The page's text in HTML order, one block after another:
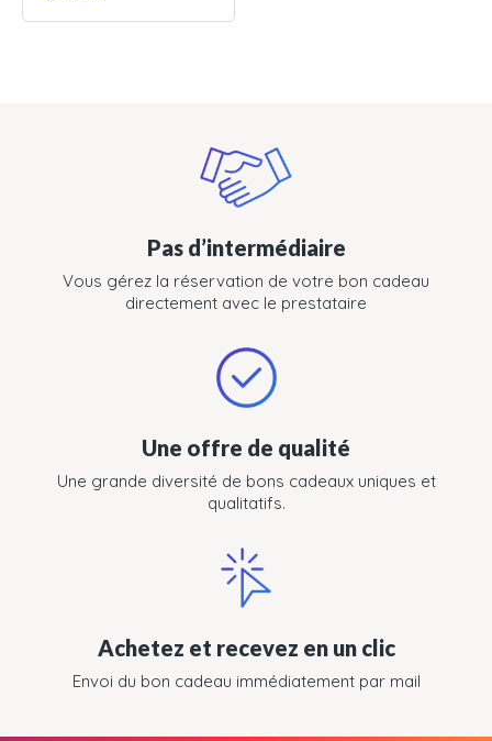
Pas d’intermédiaire
Vous gérez la réservation de votre bon cadeau
directement avec le prestataire
Une offre de qualité
Une grande diversité de bons cadeaux uniques et
qualitatifs.
Achetez et recevez en un clic
Envoi du bon cadeau immédiatement par mail